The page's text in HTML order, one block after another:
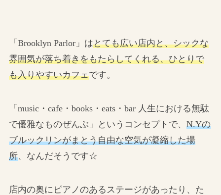
「Brooklyn Parlor」はとても広い店内と、シックな
雰囲気が落ち着きをもたらしてくれる、ひとりで
も入りやすいカフェです。
「music・cafe・books・eats・bar 人生における無駄
で優雅なものぜんぶ」というコンセプトで、 N.Yの
ブルックリンがまとう自由な空気が凝縮した場
所、なんだそうです☆
店内の奥にピアノのあるステージがあったり、た